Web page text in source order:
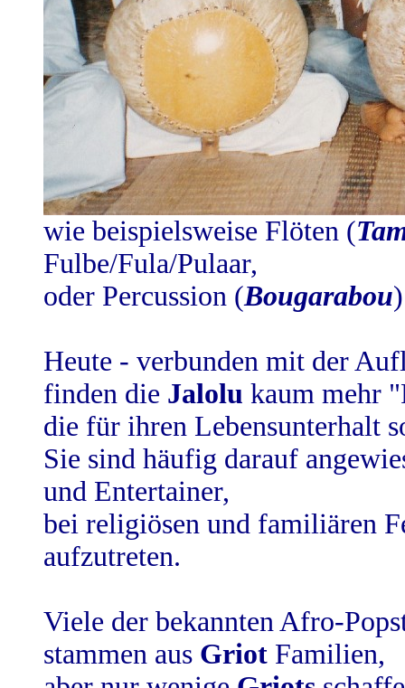
wie beispielsweise Flöten (
Fulbe/Fula/Pulaar,
oder Percussion (Bougarabou
Heute - verbunden mit der
finden die Jalolu kaum mehr
die für ihren Lebensunterhalt
Sie sind häufig darauf
und Entertainer,
bei religiösen und familiären
aufzutreten.
Viele der bekannten Afro-
stammen aus Griot Familien,